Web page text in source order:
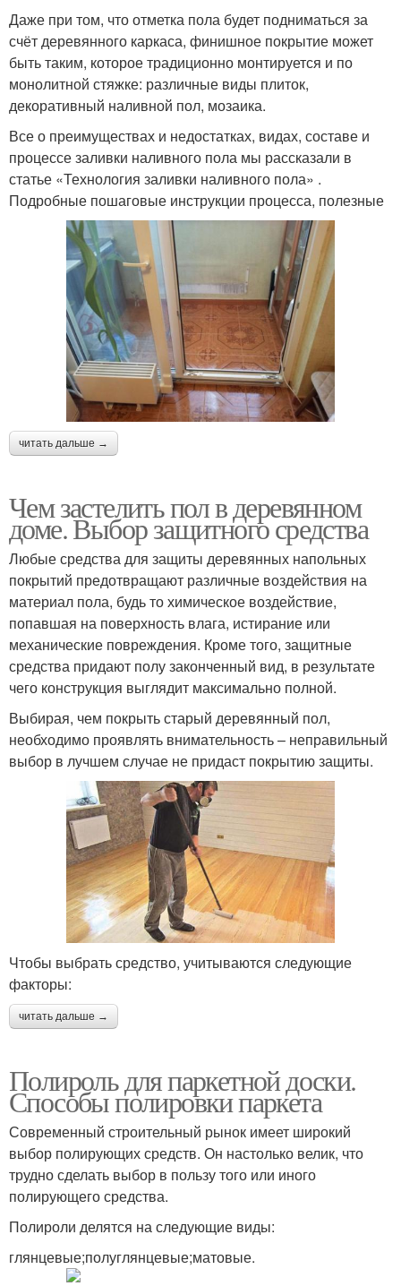
Даже при том, что отметка пола будет подниматься за
счёт деревянного каркаса, финишное покрытие может
быть таким, которое традиционно монтируется и по
монолитной стяжке: различные виды плиток,
декоративный наливной пол, мозаика.
Все о преимуществах и недостатках, видах, составе и
процессе заливки наливного пола мы рассказали в
статье «Технология заливки наливного пола» .
Подробные пошаговые инструкции процесса, полезные
читать дальше →
Чем застелить пол в деревянном
доме. Выбор защитного средства
Любые средства для защиты деревянных напольных
покрытий предотвращают различные воздействия на
материал пола, будь то химическое воздействие,
попавшая на поверхность влага, истирание или
механические повреждения. Кроме того, защитные
средства придают полу законченный вид, в результате
чего конструкция выглядит максимально полной.
Выбирая, чем покрыть старый деревянный пол,
необходимо проявлять внимательность – неправильный
выбор в лучшем случае не придаст покрытию защиты.
Чтобы выбрать средство, учитываются следующие
факторы:
читать дальше →
Полироль для паркетной доски.
Способы полировки паркета
Современный строительный рынок имеет широкий
выбор полирующих средств. Он настолько велик, что
трудно сделать выбор в пользу того или иного
полирующего средства.
Полироли делятся на следующие виды:
глянцевые;полуглянцевые;матовые.